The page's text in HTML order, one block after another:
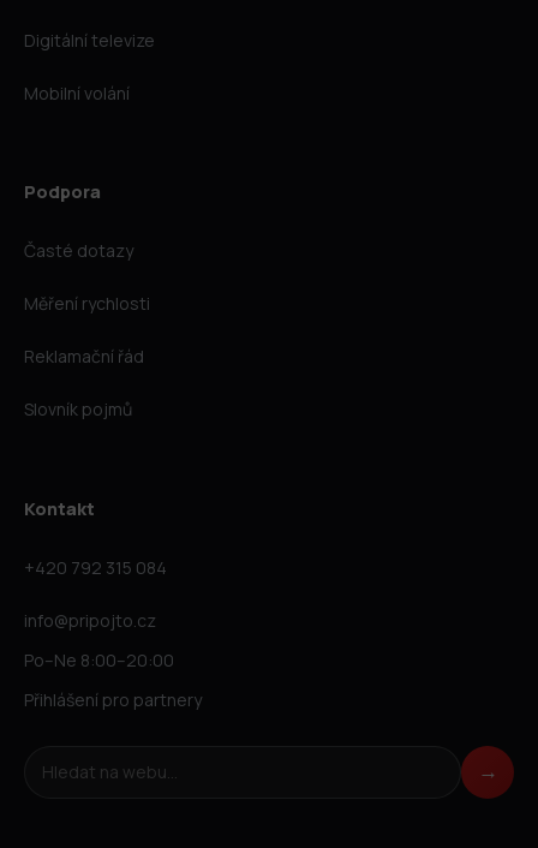
Digitální televize
Mobilní volání
Podpora
Časté dotazy
Měření rychlosti
Reklamační řád
Slovník pojmů
Kontakt
+420 792 315 084
info@pripojto.cz
Po–Ne 8:00–20:00
Přihlášení pro partnery
Hledat na webu →